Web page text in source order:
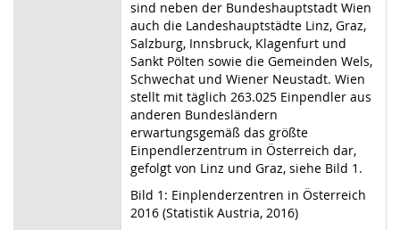
sind neben der Bundeshauptstadt Wien
auch die Landeshauptstädte Linz, Graz,
Salzburg, Innsbruck, Klagenfurt und
Sankt Pölten sowie die Gemeinden Wels,
Schwechat und Wiener Neustadt. Wien
stellt mit täglich 263.025 Einpendler aus
anderen Bundesländern
erwartungsgemäß das größte
Einpendlerzentrum in Österreich dar,
gefolgt von Linz und Graz, siehe Bild 1.
Bild 1: Einplenderzentren in Österreich
2016 (Statistik Austria, 2016)